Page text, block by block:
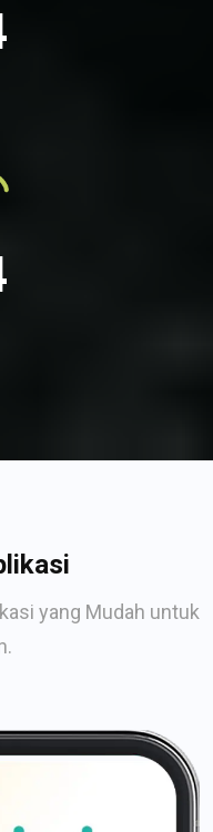
yang Mudah untuk